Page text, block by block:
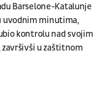
Barselone-Katalunje
uvodnim minutima,
kontrolu nad svojim
u zaštitnom